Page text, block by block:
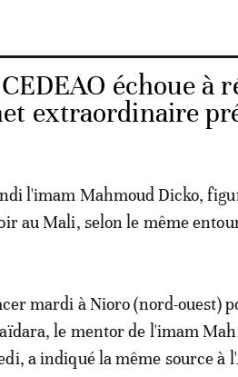
échoue à
extraordinaire
l'imam Mahmoud Dicko,
au Mali, selon le même
mardi à Nioro (nord-ouest)
le mentor de l'imam
a indiqué la même source à